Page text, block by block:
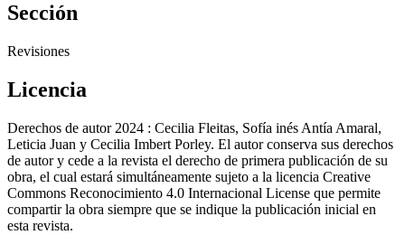
Sección
Revisiones
Licencia
Derechos de autor 2024 : Cecilia Fleitas, Sofía inés Antía Amaral,
Leticia Juan y Cecilia Imbert Porley. El autor conserva sus derechos
de autor y cede a la revista el derecho de primera publicación de su
obra, el cual estará simultáneamente sujeto a la licencia Creative
Commons Reconocimiento 4.0 Internacional License que permite
compartir la obra siempre que se indique la publicación inicial en
esta revista.